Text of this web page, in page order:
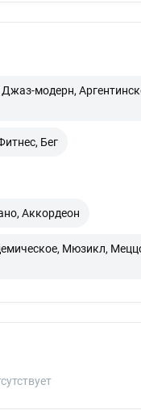
модерн,
Бег
Аккордеон
Мюзикл,